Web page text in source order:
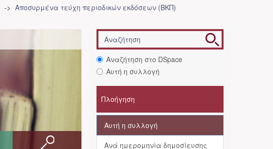
Αποσυρμένα τεύχη περιοδικών εκδόσεων (ΒΚΠ)
Αναζήτηση στο DSpace
Αυτή η συλλογή
Πλοήγηση
Αυτή η συλλογή
Ανά ημερομηνία δημοσίευσης